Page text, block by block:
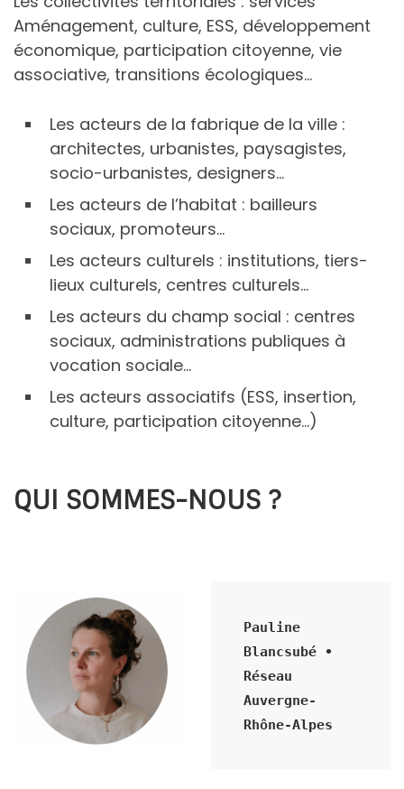
Aménagement, culture, ESS, développement
économique, participation citoyenne, vie
associative, transitions écologiques…
Les acteurs de la fabrique de la ville :
architectes, urbanistes, paysagistes,
socio-urbanistes, designers…
Les acteurs de l’habitat : bailleurs
sociaux, promoteurs…
Les acteurs culturels : institutions, tiers-
lieux culturels, centres culturels…
Les acteurs du champ social : centres
sociaux, administrations publiques à
vocation sociale…
Les acteurs associatifs (ESS, insertion,
culture, participation citoyenne…)
QUI SOMMES-NOUS ?
Pauline
Blancsubé •
Réseau
Auvergne-
Rhône-Alpes